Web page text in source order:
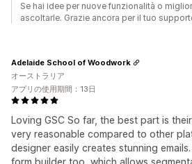
Se hai idee per nuove funzionalità o
ascoltarle. Grazie ancora per il tuo
Loving GSC So far, the best part is
very reasonable compared to other
designer easily creates stunning
Adelaide School of Woodwork
オーストラリア
アプリの使用期間：13日